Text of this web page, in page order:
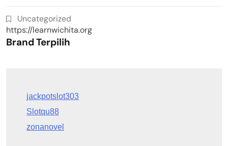
Uncategorized
https://learnwichita.org
Brand Terpilih
Slotqu88
zonanovel